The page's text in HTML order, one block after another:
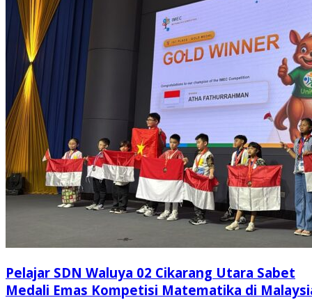
Pelajar SDN Waluya 02 Cikarang Utara Sabet
Medali Emas Kompetisi Matematika di